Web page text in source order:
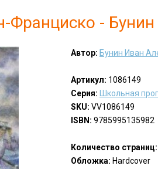
Франциско -
Автор: Бунин Иван
Артикул: 1086149
Серия:
Школьная
SKU: VV1086149
ISBN: 9785995135982
Количество страниц:
Обложка: Hardcover